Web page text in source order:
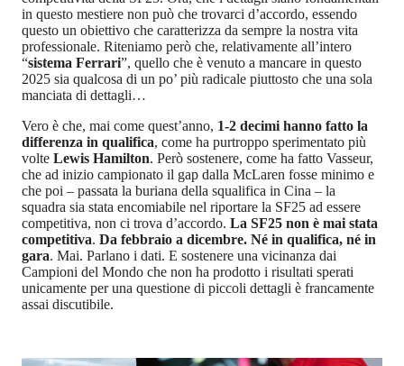
in questo mestiere non può che trovarci d’accordo, essendo
questo un obiettivo che caratterizza da sempre la nostra vita
professionale. Riteniamo però che, relativamente all’intero
“sistema Ferrari”, quello che è venuto a mancare in questo
2025 sia qualcosa di un po’ più radicale piuttosto che una sola
manciata di dettagli…
Vero è che, mai come quest’anno, 1-2 decimi hanno fatto la
differenza in qualifica, come ha purtroppo sperimentato più
volte Lewis Hamilton. Però sostenere, come ha fatto Vasseur,
che ad inizio campionato il gap dalla McLaren fosse minimo e
che poi – passata la buriana della squalifica in Cina – la
squadra sia stata encomiabile nel riportare la SF25 ad essere
competitiva, non ci trova d’accordo. La SF25 non è mai stata
competitiva. Da febbraio a dicembre. Né in qualifica, né in
gara. Mai. Parlano i dati. E sostenere una vicinanza dai
Campioni del Mondo che non ha prodotto i risultati sperati
unicamente per una questione di piccoli dettagli è francamente
assai discutibile.